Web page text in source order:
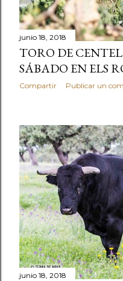
junio 18, 2018
TORO DE
SÁBADO EN ELS
Compartir Publicar un
junio 18, 2018